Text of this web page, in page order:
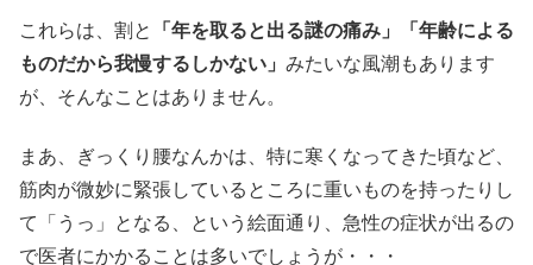
これらは、割と
「年を取ると出る謎の痛み」「年齢による
ものだから我慢するしかない」 みたいな風潮もあります
が、そんなことはありません。
まあ、ぎっくり腰なんかは、特に寒くなってきた頃など、
筋肉が微妙に緊張しているところに重いものを持ったりし
て「うっ」となる、という絵面通り、急性の症状が出るの
で医者にかかることは多いでしょうが・・・